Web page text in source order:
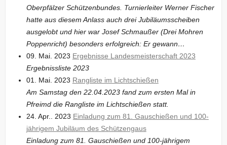
Oberpfälzer Schützenbundes. Turnierleiter Werner Fischer
hatte aus diesem Anlass auch drei Jubiläumsscheiben
ausgelobt und hier war Josef Schmaußer (Drei Mohren
Poppenricht) besonders erfolgreich: Er gewann…
09. Mai. 2023 Ergebnisse Landesmeisterschaft 2023
Ergebnissliste 2023
01. Mai. 2023 Rangliste im Lichtschießen
Am Samstag den 22.04.2023 fand zum ersten Mal in
Pfreimd die Rangliste im Lichtschießen statt.
24. Apr.. 2023 Einladung zum 81. Gauschießen und 100-
jährigem Jubiläum des Schützengaus
Einladung zum 81. Gauschießen und 100-jährigem